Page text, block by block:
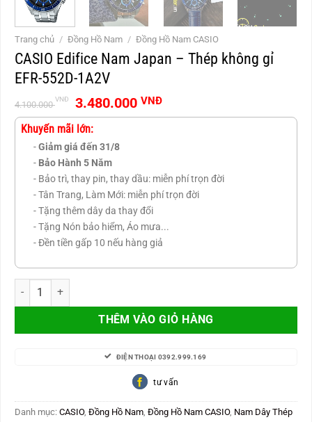
Trang chủ / Đồng Hồ Nam / Đồng Hồ Nam CASIO
CASIO Edifice Nam Japan – Thép không gỉ
EFR-552D-1A2V
4.100.000
VNĐ
Giá
gốc
là:
4.100.000 VNĐ.
3.480.000 VNĐGiá
hiện
Khuyến mãi lớn:
-Giảm giá đến 31/8
- Bảo Hành 5 Năm
- Bảo trì, thay pin, thay dầu: miễn phí trọn đời
- Tân Trang, Làm Mới: miễn phí trọn đời
- Tặng thêm dây da thay đổi
- Tặng Nón bảo hiểm, Áo mưa...
- Đền tiền gấp 10 nếu hàng giả
CASIO Edifice Nam Japan - Thép không gỉ EFR-552D-1A2V số
THÊM VÀO GIỎ HÀNG
ĐIỆN THOẠI 0392.999.169
tư vấn
Danh mục: CASIO, Đồng Hồ Nam, Đồng Hồ Nam CASIO, Nam Dây Thép